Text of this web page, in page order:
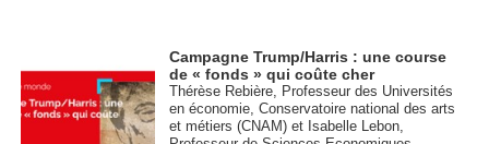
Campagne Trump/Harris : une course
de « fonds » qui coûte cher
Thérèse Rebière, Professeur des Universités
en économie, Conservatoire national des arts
et métiers (CNAM) et Isabelle Lebon,